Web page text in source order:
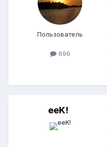
Пользователь
696
eeK!